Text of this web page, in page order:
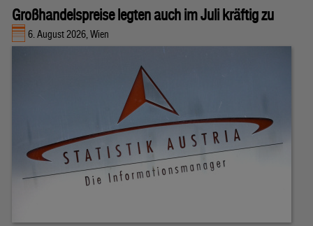
Großhandelspreise legten auch im Juli kräftig zu
6. August 2026, Wien